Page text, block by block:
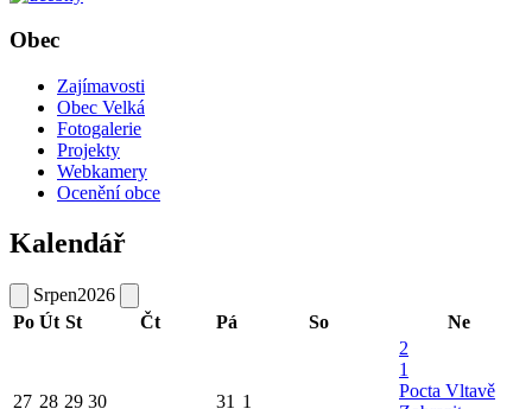
Obec
Zajímavosti
Obec Velká
Fotogalerie
Projekty
Webkamery
Ocenění obce
Kalendář
Srpen2026
Po Út St Čt Pá So Ne
27 28 29 30 31 1
2
1
Pocta Vltavě